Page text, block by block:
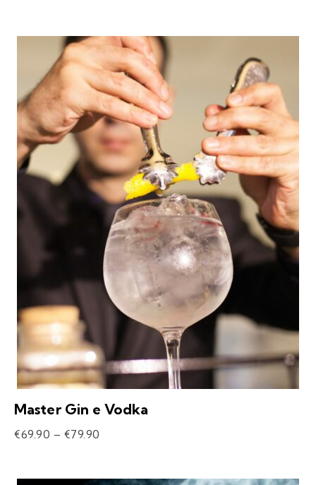
Master Gin e Vodka
€69.90 – €79.90